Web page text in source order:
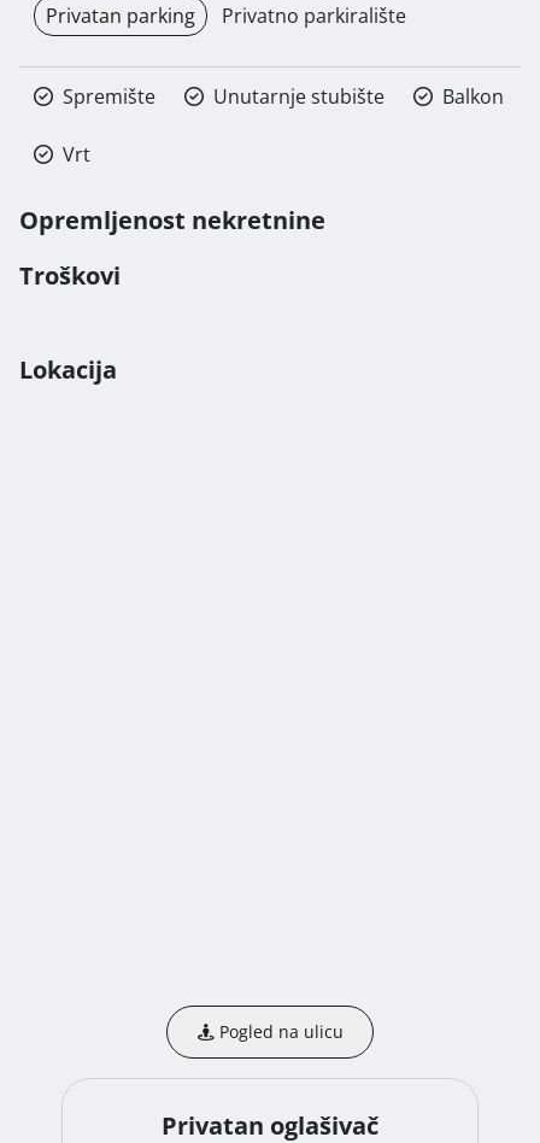
Privatan parking
Privatno parkiralište
Spremište Unutarnje stubište Balkon
Vrt
Opremljenost nekretnine
Troškovi
Lokacija
Pogled na ulicu
Privatan oglašivač